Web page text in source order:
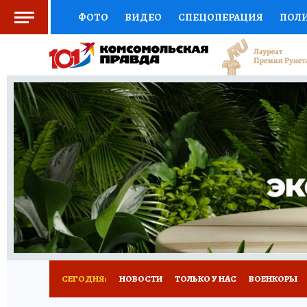
ФОТО ВИДЕО СПЕЦОПЕРАЦИЯ
СОЦПОДДЕРЖКА НАУКА СПОРТ
ВЫБОР ЭКСПЕРТОВ ДОКТОР
КНИЖНАЯ ПОЛКА ПРОГНОЗЫ НА СПОРТ
ПРЕСС-ЦЕНТР НЕДВИЖИМОСТЬ
РАДИО КП РЕКЛАМА ОБЪЯВЛЕНИЯ
СЕГОДНЯ: НОВОСТИ ТОЛЬКО У НАС ВОЕНКОРЫ